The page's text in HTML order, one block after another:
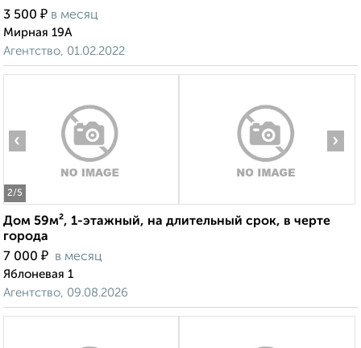
3 500 ₽ в месяц
Мирная 19А
Агентство, 01.02.2022
2/5
‹ ›
Дом 59м², 1-этажный, на длительный срок, в черте
города
7 000 ₽ в месяц
Яблоневая 1
Агентство, 09.08.2026